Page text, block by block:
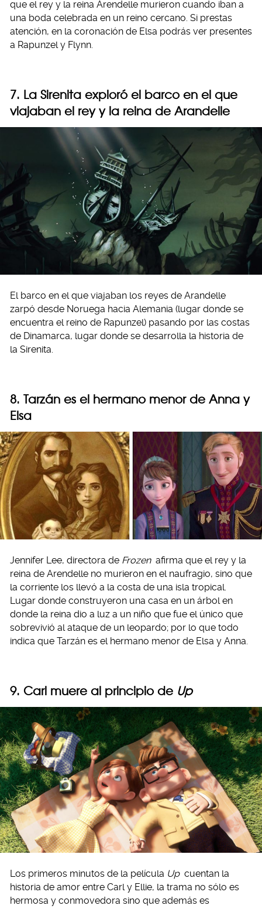
que el rey y la reina Arendelle murieron cuando iban a
una boda celebrada en un reino cercano. Si prestas
atención, en la coronación de Elsa podrás ver presentes
a Rapunzel y Flynn.
7. La Sirenita exploró el barco en el que
viajaban el rey y la reina de Arandelle
El barco en el que viajaban los reyes de Arandelle
zarpó desde Noruega hacia Alemania (lugar donde se
encuentra el reino de Rapunzel) pasando por las costas
de Dinamarca, lugar donde se desarrolla la historia de
la Sirenita.
8. Tarzán es el hermano menor de Anna y
Elsa
Jennifer Lee, directora de Frozen afirma que el rey y la
reina de Arendelle no murieron en el naufragio, sino que
la corriente los llevó a la costa de una isla tropical.
Lugar donde construyeron una casa en un árbol en
donde la reina dio a luz a un niño que fue el único que
sobrevivió al ataque de un leopardo; por lo que todo
indica que Tarzán es el hermano menor de Elsa y Anna.
9. Carl muere al principio de Up
Los primeros minutos de la película Up cuentan la
historia de amor entre Carl y Ellie, la trama no sólo es
hermosa y conmovedora sino que además es